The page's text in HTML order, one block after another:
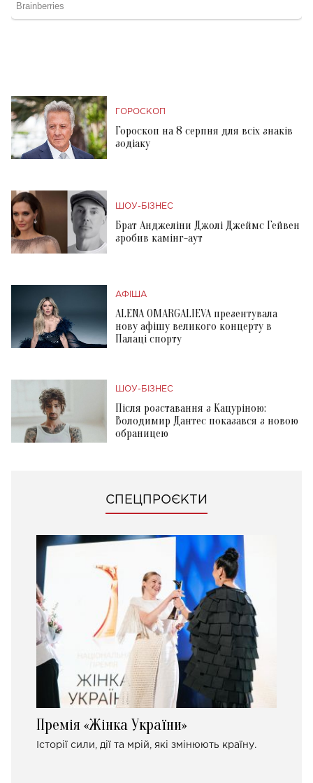
ГОРОСКОП
Гороскоп на 8 серпня для всіх знаків
зодіаку
ШОУ-БІЗНЕС
Брат Анджеліни Джолі Джеймс Гейвен
зробив камінг-аут
АФІША
ALENA OMARGALIEVA презентувала
нову афішу великого концерту в
Палаці спорту
ШОУ-БІЗНЕС
Після розставання з Кацуріною:
Володимир Дантес показався з новою
обраницею
СПЕЦПРОЄКТИ
Премія «Жінка України»
Історії сили, дії та мрій, які змінюють країну.